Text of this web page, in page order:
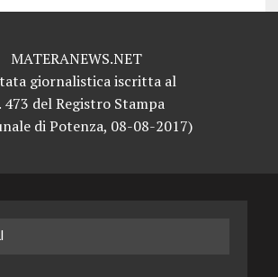
MATERANEWS.NET
giornalistica iscritta al
473 del Registro Stampa
di Potenza, 08-08-2017)